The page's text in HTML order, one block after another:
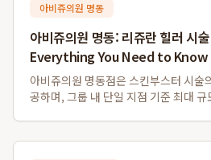
아비쥬의원 명동
아비쥬의원 명동: 리쥬란 힐러 시
Everything You Need to Know
아비쥬의원 명동점은 스킨부스터 시술
공하며, 그룹 내 단일 지점 기준 최대
할 수 있으며, 명동역...